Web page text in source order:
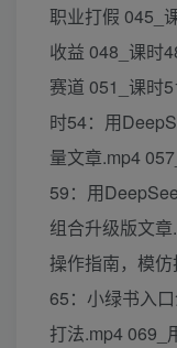
职业打假 045_
收益 048_课时
赛道 051_课时
时54：用
量文章.mp4
59：用
组合升级版文
操作指南，模
65：小绿书入
打法.mp4 069_